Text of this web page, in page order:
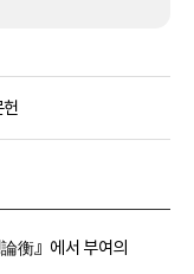
헌
衡』에서 부여의